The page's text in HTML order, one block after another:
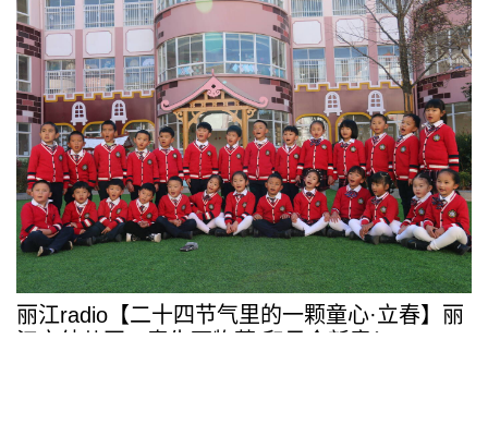
丽江radio【二十四节气里的一颗童心·立春】丽